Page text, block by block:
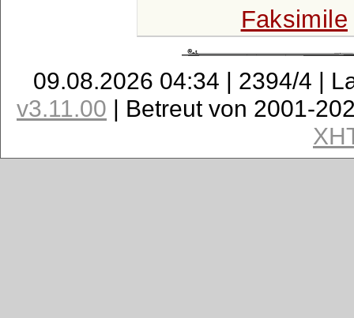
Faksimile
09.08.2026 04:34 | 2394/4 |
v3.11.00 | Betreut von 2001-